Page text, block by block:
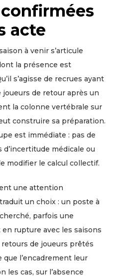
acte
à venir s’articule
la présence est
s’agisse de recrues ayant
de retour après un
la colonne vertébrale sur
construire sa préparation.
est immédiate : pas de
médicale ou
modifier le calcul collectif.
une attention
un choix : un poste à
parfois une
rupture avec les saisons
retours de joueurs prêtés
l’encadrement leur
les cas, sur l’absence